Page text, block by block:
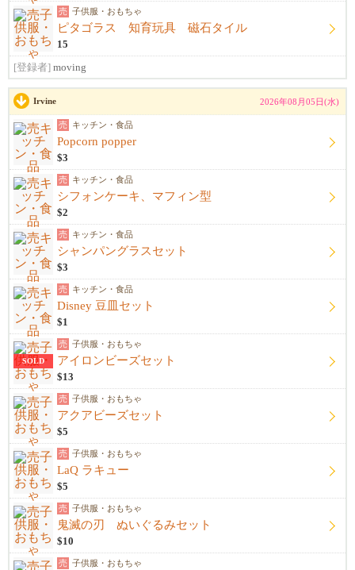
売 子供服・おもちゃ
ピタゴラス 知育玩具 磁石タイル
15
[登録者] moving
Irvine 2026年08月05日(水)
売 キッチン・食品
Popcorn popper
$3
売 キッチン・食品
シフォンケーキ、マフィン型
$2
売 キッチン・食品
シャンパングラスセット
$3
売 キッチン・食品
Disney 豆皿セット
$1
SOLD
売 子供服・おもちゃ
アイロンビーズセット
$13
売 子供服・おもちゃ
アクアビーズセット
$5
売 子供服・おもちゃ
LaQ ラキュー
$5
売 子供服・おもちゃ
鬼滅の刃 ぬいぐるみセット
$10
売 子供服・おもちゃ